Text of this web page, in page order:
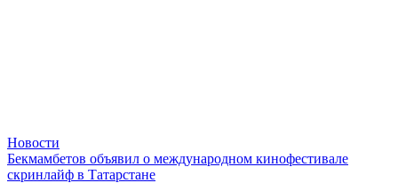
Новости
Бекмамбетов объявил о международном кинофестивале
скринлайф в Татарстане